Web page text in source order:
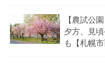
【農試公
夕方、見
も【札幌